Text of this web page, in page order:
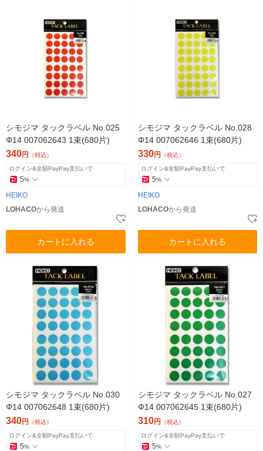
シモジマ タックラベル No.025
Φ14 007062643 1束(680片)
340円 （税込）
ログイン&全額PayPay支払いで
5%
HEIKO
LOHACOから発送
カートに入れる
シモジマ タックラベル No.028
Φ14 007062646 1束(680片)
330円 （税込）
ログイン&全額PayPay支払いで
5%
HEIKO
LOHACOから発送
カートに入れる
シモジマ タックラベル No.030
Φ14 007062648 1束(680片)
340円 （税込）
ログイン&全額PayPay支払いで
5%
シモジマ タックラベル No.027
Φ14 007062645 1束(680片)
310円 （税込）
ログイン&全額PayPay支払いで
5%